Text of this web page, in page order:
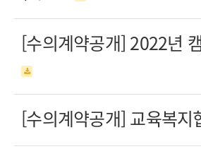
[수의계약공개] 2022년
[수의계약공개] 교육복